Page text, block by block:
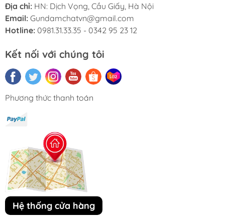
Địa chỉ: HN: Dịch Vọng, Cầu Giấy, Hà Nội
Email: Gundamchatvn@gmail.com
Hotline: 0981.31.33.35 - 0342 95 23 12
Kết nối với chúng tôi
Phương thức thanh toán
Hệ thống cửa hàng